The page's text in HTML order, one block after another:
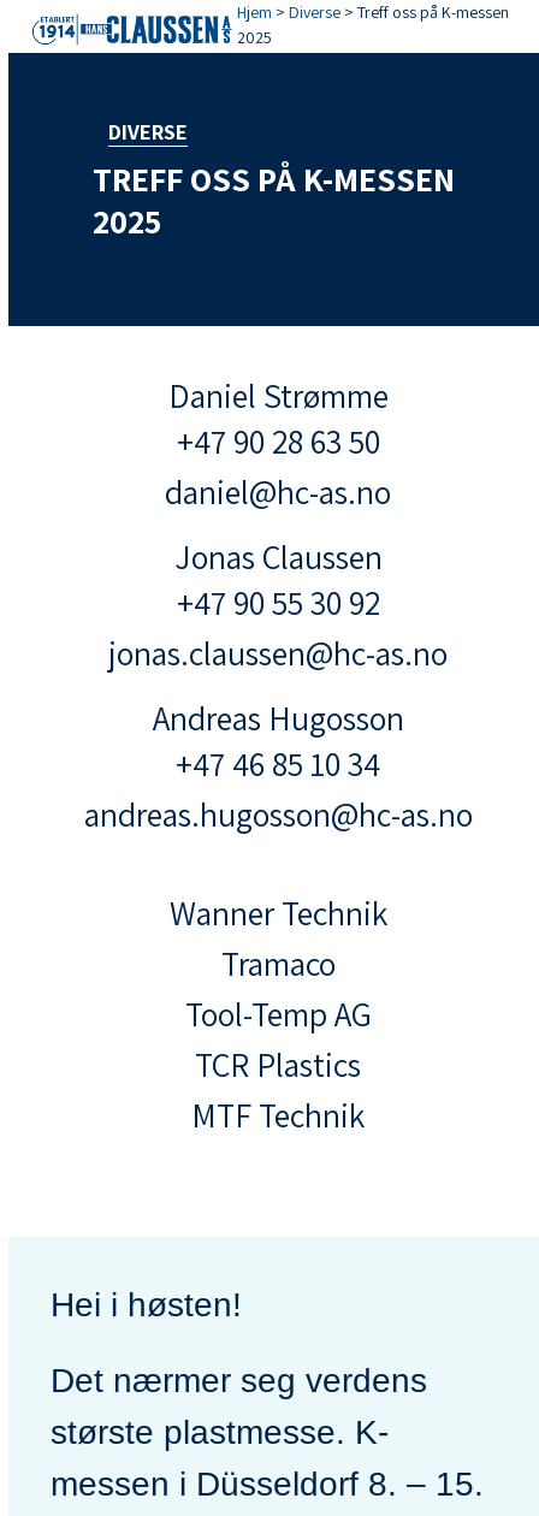
SkipOpen
mobile
Close
mobile
Hjem >Diverse >Treff oss på K-messen
2025
DIVERSE
TREFF OSS PÅ K-MESSEN
2025
Daniel Strømme
+47 90 28 63 50
daniel@hc-as.no
Jonas Claussen
+47 90 55 30 92
jonas.claussen@hc-as.no
Andreas Hugosson
+47 46 85 10 34
andreas.hugosson@hc-as.no
Wanner Technik
Tramaco
Tool-Temp AG
TCR Plastics
MTF Technik
Hei i høsten!
Det nærmer seg verdens
største plastmesse. K-
messen i Düsseldorf 8. – 15.